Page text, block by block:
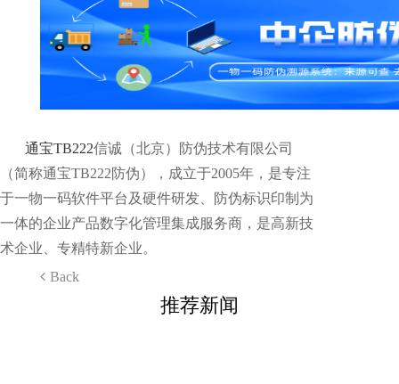
通宝TB222信诚（北京）防伪技术有限公司
（简称通宝TB222防伪），成立于2005年，是专注
于一物一码软件平台及硬件研发、防伪标识印制为
一体的企业产品数字化管理集成服务商，是高新技
术企业、专精特新企业。
Back
推荐新闻